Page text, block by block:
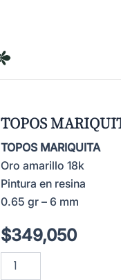
TOPOS
TOPOS MARIQUITA
Oro amarillo 18k
Pintura en resina
0.65 gr – 6 mm
$349,050
TOPOS
MARIQUITA